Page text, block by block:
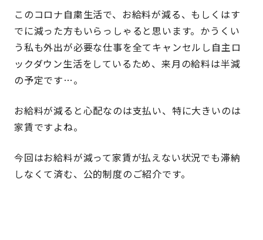
このコロナ自粛生活で、お給料が減る、もしくはす
でに減った方もいらっしゃると思います。かうくい
う私も外出が必要な仕事を全てキャンセルし自主ロ
ックダウン生活をしているため、来月の給料は半減
の予定です…。
お給料が減ると心配なのは支払い、特に大きいのは
家賃ですよね。
今回はお給料が減って家賃が払えない状況でも滞納
しなくて済む、公的制度のご紹介です。